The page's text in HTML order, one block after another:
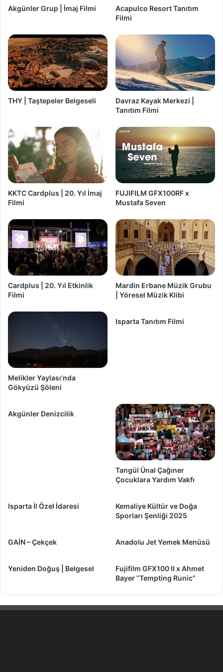
Akgünler Grup | İmaj Filmi
Acapulco Resort Tanıtım
Filmi
THY | Taştepeler Belgeseli
Davraz Kayak Merkezi |
Tanıtım Filmi
KKTC Cardplus | 20. Yıl İmaj
Filmi
FUJIFILM GFX100RF x
Mustafa Seven
Cardplus | 20. Yıl Etkinlik
Filmi
Mardin Erbane Müzik Grubu
| Yöresel Müzik Klibi
Melikler Yaylası’nda
Gökyüzü Şöleni
Isparta Tanıtım Filmi
Akgünler Denizcilik
Tangül Ünal Çağıner
Çocuklara Yardım Vakfı
Isparta İl Özel İdaresi
Kemaliye Kültür ve Doğa
Sporları Şenliği 2025
GAİN – Çekçek Anadolu Jet Yemek Menüsü
Yeniden Doğuş | Belgesel
Fujifilm GFX100 II x Ahmet
Bayer “Tempting Runic”